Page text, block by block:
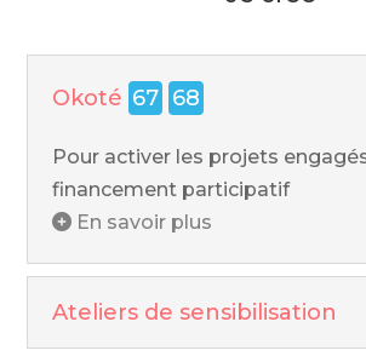
Okoté 67 68
Pour activer les projets
financement participatif
En savoir plus
Ateliers de sensibilisation